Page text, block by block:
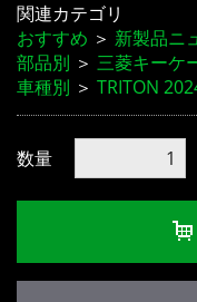
関連カテゴリ
おすすめ ＞ 新製品ニ
部品別 ＞ 三菱キーケ
車種別 ＞ TRITON
数量